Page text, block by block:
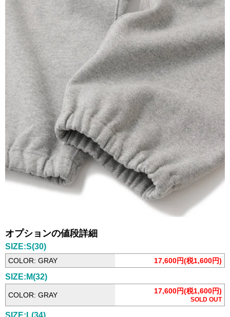
オプションの値段詳細
SIZE:S(30)
COLOR: GRAY 17,600円(税1,600円)
SIZE:M(32)
COLOR: GRAY 17,600円(税1,600円)
SOLD OUT